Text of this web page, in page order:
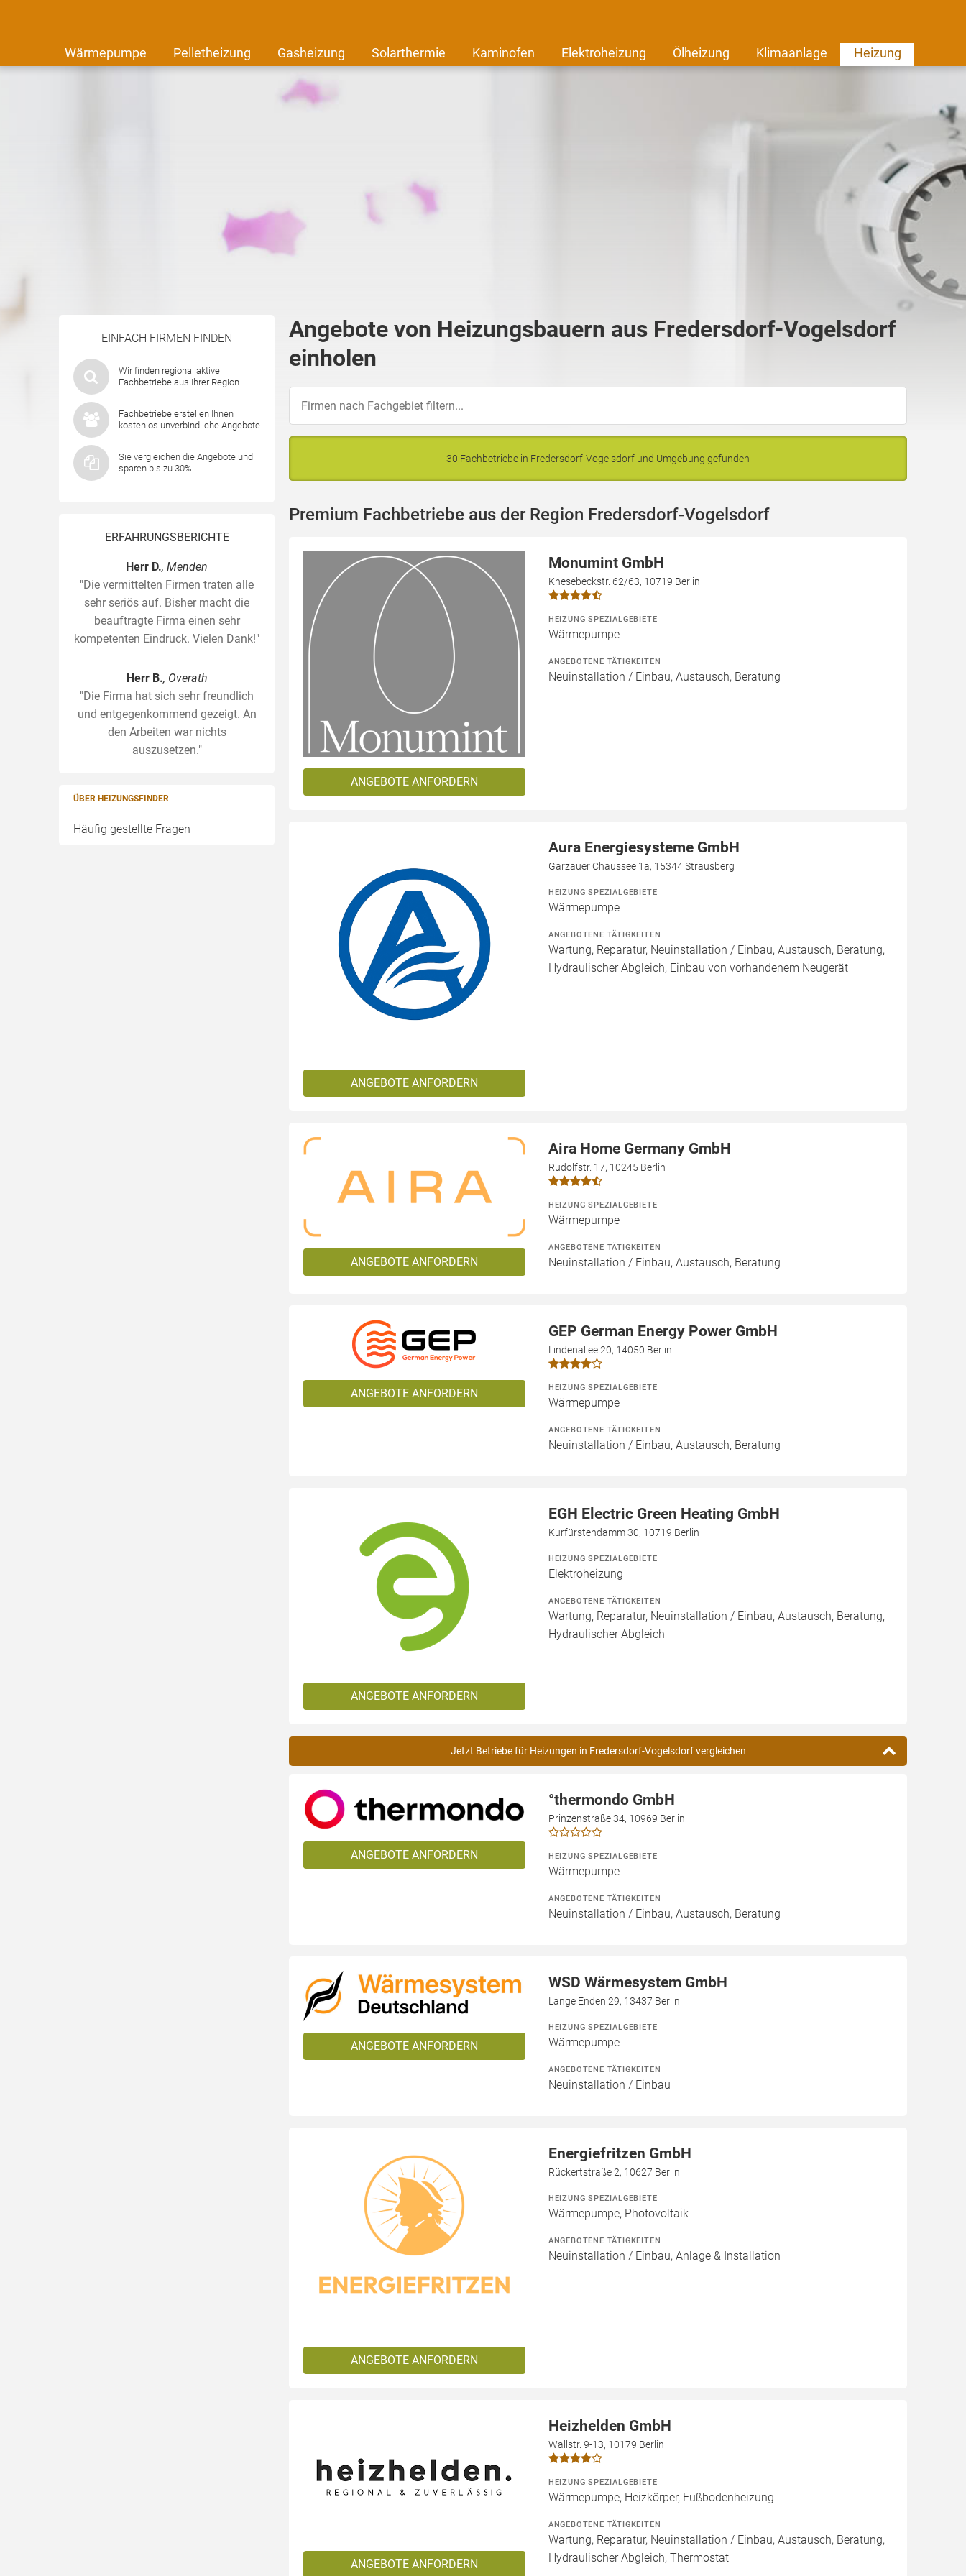
Wärmepumpe Pelletheizung Gasheizung Solarthermie Kaminofen Elektroheizung Ölheizung Klimaanlage Heizung
EINFACH FIRMEN FINDEN
Wir finden regional aktive
Fachbetriebe aus Ihrer Region
Fachbetriebe erstellen Ihnen
kostenlos unverbindliche Angebote
Sie vergleichen die Angebote und
sparen bis zu 30%
ERFAHRUNGSBERICHTE
Herr D., Menden
"Die vermittelten Firmen traten alle
sehr seriös auf. Bisher macht die
beauftragte Firma einen sehr
kompetenten Eindruck. Vielen Dank!"
Herr B., Overath
"Die Firma hat sich sehr freundlich
und entgegenkommend gezeigt. An
den Arbeiten war nichts
auszusetzen."
ÜBER HEIZUNGSFINDER
Häufig gestellte Fragen
Angebote von Heizungsbauern aus Fredersdorf-Vogelsdorf
einholen
30 Fachbetriebe in Fredersdorf-Vogelsdorf und Umgebung gefunden
Premium Fachbetriebe aus der Region Fredersdorf-Vogelsdorf
ANGEBOTE ANFORDERN
Monumint GmbH
Knesebeckstr. 62/63, 10719 Berlin
HEIZUNG SPEZIALGEBIETE
Wärmepumpe
ANGEBOTENE TÄTIGKEITEN
Neuinstallation / Einbau, Austausch, Beratung
ANGEBOTE ANFORDERN
Aura Energiesysteme GmbH
Garzauer Chaussee 1a, 15344 Strausberg
HEIZUNG SPEZIALGEBIETE
Wärmepumpe
ANGEBOTENE TÄTIGKEITEN
Wartung, Reparatur, Neuinstallation / Einbau, Austausch, Beratung,
Hydraulischer Abgleich, Einbau von vorhandenem Neugerät
ANGEBOTE ANFORDERN
Aira Home Germany GmbH
Rudolfstr. 17, 10245 Berlin
HEIZUNG SPEZIALGEBIETE
Wärmepumpe
ANGEBOTENE TÄTIGKEITEN
Neuinstallation / Einbau, Austausch, Beratung
ANGEBOTE ANFORDERN
GEP German Energy Power GmbH
Lindenallee 20, 14050 Berlin
HEIZUNG SPEZIALGEBIETE
Wärmepumpe
ANGEBOTENE TÄTIGKEITEN
Neuinstallation / Einbau, Austausch, Beratung
ANGEBOTE ANFORDERN
EGH Electric Green Heating GmbH
Kurfürstendamm 30, 10719 Berlin
HEIZUNG SPEZIALGEBIETE
Elektroheizung
ANGEBOTENE TÄTIGKEITEN
Wartung, Reparatur, Neuinstallation / Einbau, Austausch, Beratung,
Hydraulischer Abgleich
Jetzt Betriebe für Heizungen in Fredersdorf-Vogelsdorf vergleichen
ANGEBOTE ANFORDERN
°thermondo GmbH
Prinzenstraße 34, 10969 Berlin
HEIZUNG SPEZIALGEBIETE
Wärmepumpe
ANGEBOTENE TÄTIGKEITEN
Neuinstallation / Einbau, Austausch, Beratung
ANGEBOTE ANFORDERN
WSD Wärmesystem GmbH
Lange Enden 29, 13437 Berlin
HEIZUNG SPEZIALGEBIETE
Wärmepumpe
ANGEBOTENE TÄTIGKEITEN
Neuinstallation / Einbau
ANGEBOTE ANFORDERN
Energiefritzen GmbH
Rückertstraße 2, 10627 Berlin
HEIZUNG SPEZIALGEBIETE
Wärmepumpe, Photovoltaik
ANGEBOTENE TÄTIGKEITEN
Neuinstallation / Einbau, Anlage & Installation
ANGEBOTE ANFORDERN
Heizhelden GmbH
Wallstr. 9-13, 10179 Berlin
HEIZUNG SPEZIALGEBIETE
Wärmepumpe, Heizkörper, Fußbodenheizung
ANGEBOTENE TÄTIGKEITEN
Wartung, Reparatur, Neuinstallation / Einbau, Austausch, Beratung,
Hydraulischer Abgleich, Thermostat